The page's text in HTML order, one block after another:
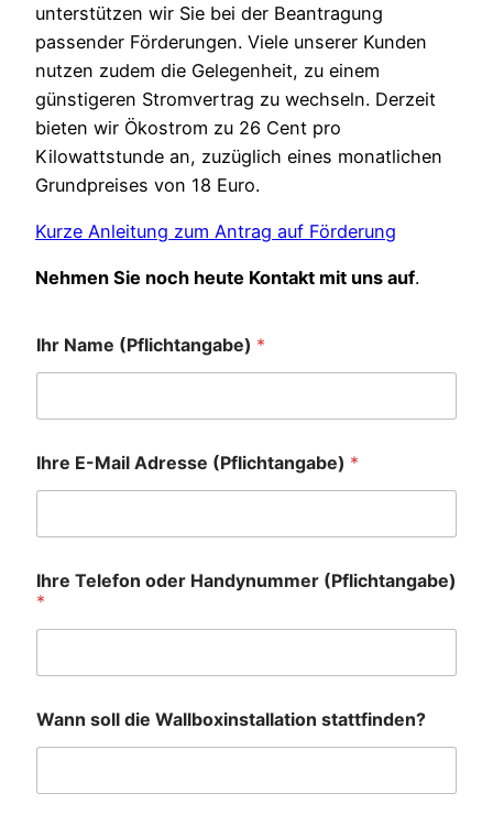
unterstützen wir Sie bei der Beantragung
passender Förderungen. Viele unserer Kunden
nutzen zudem die Gelegenheit, zu einem
günstigeren Stromvertrag zu wechseln. Derzeit
bieten wir Ökostrom zu 26 Cent pro
Kilowattstunde an, zuzüglich eines monatlichen
Grundpreises von 18 Euro.
Kurze Anleitung zum Antrag auf Förderung
Nehmen Sie noch heute Kontakt mit uns auf.
Ihr Name (Pflichtangabe) *
Ihre E-Mail Adresse (Pflichtangabe) *
Ihre Telefon oder Handynummer (Pflichtangabe)
*
Wann soll die Wallboxinstallation stattfinden?